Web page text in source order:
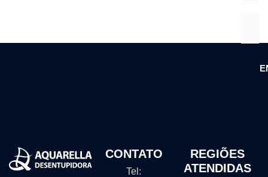
CONTATO
Tel:
REGIÕES
ATENDIDAS